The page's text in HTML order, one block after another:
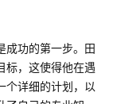
成功的第一步。田
标，这使得他在遇
个详细的计划，以